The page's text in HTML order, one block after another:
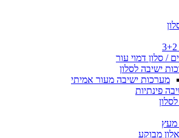
/ סלון דמוי עור
ישיבה לסלון
מערכות ישיבה מעור אמיתי
פינתיות
מעץ
מבוקע